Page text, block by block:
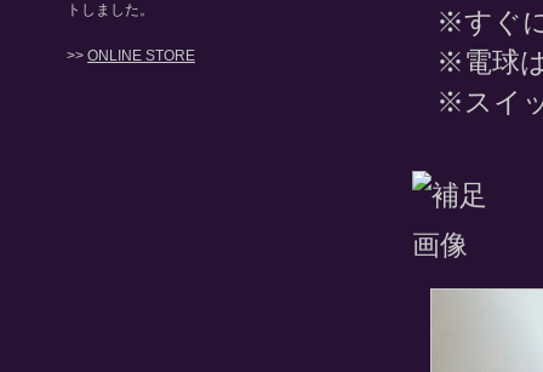
※すぐ
※電球
※スイ
トしました。
>> ONLINE STORE